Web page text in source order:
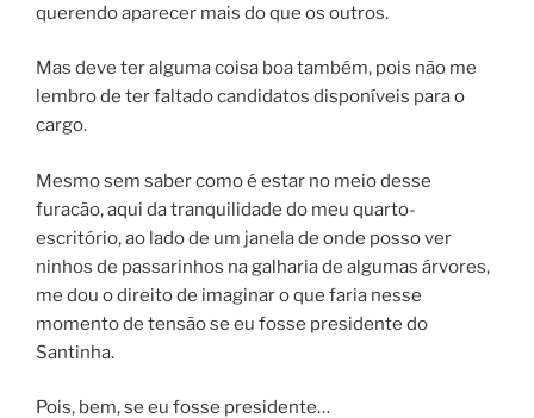
querendo aparecer mais do que os outros.
Mas deve ter alguma coisa boa também, pois não me
lembro de ter faltado candidatos disponíveis para o
cargo.
Mesmo sem saber como é estar no meio desse
furacão, aqui da tranquilidade do meu quarto-
escritório, ao lado de um janela de onde posso ver
ninhos de passarinhos na galharia de algumas árvores,
me dou o direito de imaginar o que faria nesse
momento de tensão se eu fosse presidente do
Santinha.
Pois, bem, se eu fosse presidente…